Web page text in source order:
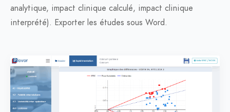
analytique, impact clinique calculé, impact clinique
interprété). Exporter les études sous Word.